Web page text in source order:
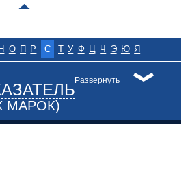
Н О П Р С Т У Ф Ц Ч Э Ю Я
Развернуть
МАРОК)